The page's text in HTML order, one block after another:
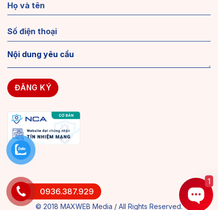
© 2018 MAXWEB Media / All Rights Reserved.
0936.387.929
1